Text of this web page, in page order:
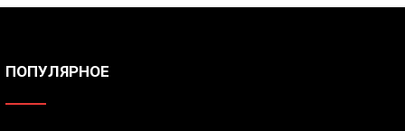
ПОПУЛЯРНОЕ